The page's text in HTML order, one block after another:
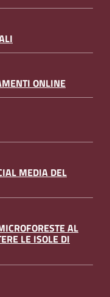
ONLINE
MEDIA DEL
AL
LE ISOLE DI